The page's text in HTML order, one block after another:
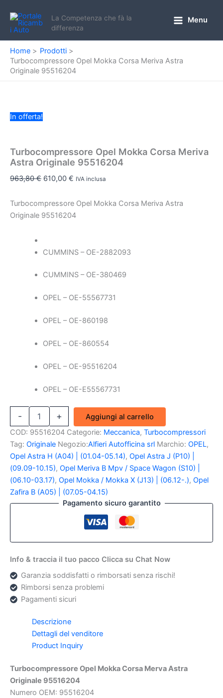
contenuto
La Competenza che fà la
differenza
Menu
Home
Prodotti
Turbocompressore Opel Mokka Corsa Meriva Astra
Originale 95516204
In offerta!
Turbocompressore Opel Mokka Corsa Meriva
Astra Originale 95516204
963,80€ Il
originale
era:
610,00 € Il
attuale
è:
IVA inclusa
Turbocompressore Opel Mokka Corsa Meriva Astra
Originale 95516204
CUMMINS – OE-2882093
CUMMINS – OE-380469
OPEL – OE-55567731
OPEL – OE-860198
OPEL – OE-860554
OPEL – OE-95516204
OPEL – OE-E55567731
-
Turbocompressore
Mokka
Corsa
Meriva
Astra
Originale
95516204
quantità
+
Aggiungi al carrello
COD: 95516204 Categorie: Meccanica, Turbocompressori
Tag: Originale Negozio:Alfieri Autofficina srl Marchio: OPEL,
Opel Astra H (A04) | (01.04-05.14), Opel Astra J (P10) |
(09.09-10.15), Opel Meriva B Mpv / Space Wagon (S10) |
(06.10-03.17), Opel Mokka / Mokka X (J13) | (06.12-.), Opel
Zafira B (A05) | (07.05-04.15)
Pagamento sicuro garantito
Info & traccia il tuo pacco Clicca su Chat Now
Garanzia soddisfatti o rimborsati senza rischi!
Rimborsi senza problemi
Pagamenti sicuri
Descrizione
Dettagli del venditore
Product Inquiry
Turbocompressore Opel Mokka Corsa Merva Astra
Originale 95516204
Numero OEM: 95516204